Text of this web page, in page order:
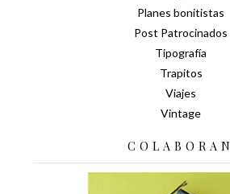
Planes bonitistas
Post Patrocinados
Tipografía
Trapitos
Viajes
Vintage
COLABORAN